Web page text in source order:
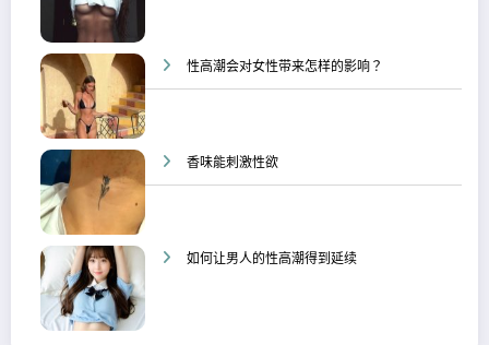
性高潮会对女性带来怎样的影响？
香味能刺激性欲
如何让男人的性高潮得到延续